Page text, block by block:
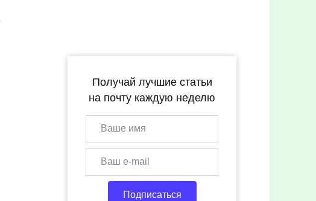
Получай лучшие статьи
на почту каждую неделю
Подписаться